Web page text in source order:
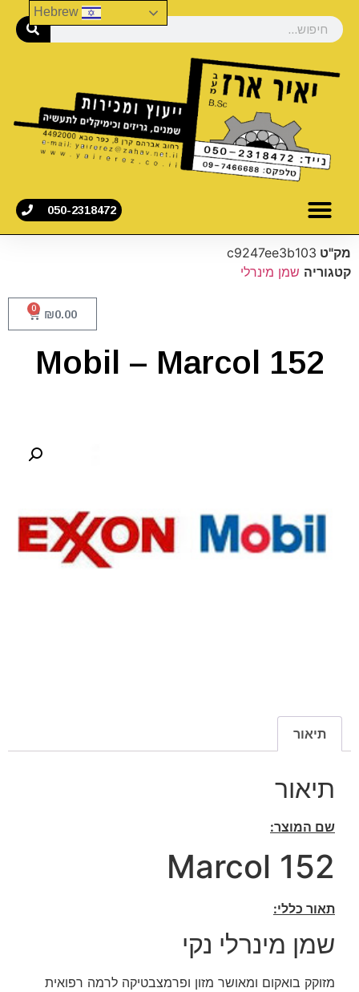
050-2318472
מק"ט c9247ee3b103
קטגוריה שמן מינרלי
₪0.00
0
Mobil – Marcol 152
תיאור
תיאור
שם המוצר:
Marcol 152
תאור כללי:
שמן מינרלי נקי
מזוקק בואקום ומאושר מזון ופרמצבטיקה לרמה רפואית
Hebrew